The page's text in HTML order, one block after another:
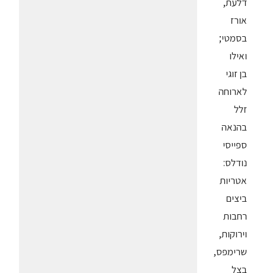
אורז
בסמטי;
ואילו
בן זוגי
לארוחה
זלל
בהנאה
ספייסי
נודלס:
אטריות
ביצים
רחבות
וירוקות,
שרימפס,
בצל